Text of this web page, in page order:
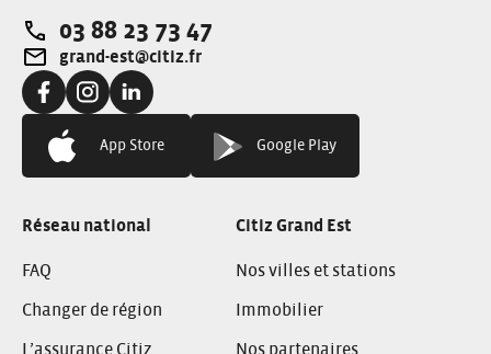
Téléphone:
03 88 23 73 47
Adresse e-mail:
grand-est@citiz.fr
Facebook:Instagram:Linkedin:
App Store Google Play
Réseau national
FAQ
Changer de région
L’assurance Citiz
Citiz Grand Est
Nos villes et stations
Immobilier
Nos partenaires